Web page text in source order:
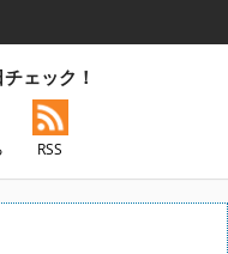
ェック！
RSS